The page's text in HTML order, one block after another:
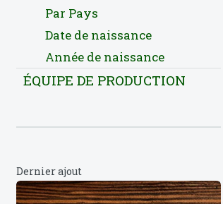
Par Pays
Date de naissance
Année de naissance
ÉQUIPE DE PRODUCTION
Dernier ajout